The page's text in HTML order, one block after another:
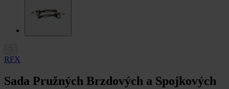
RFX
Sada Pružných Brzdových a Spojkových